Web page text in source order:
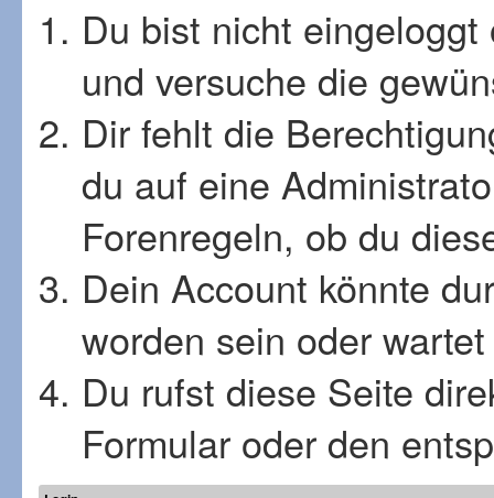
Du bist nicht
und versuche die
Dir fehlt die
du auf eine
Forenregeln, ob du
Dein Account könnte
worden sein oder
Du rufst diese Seite
Formular oder den